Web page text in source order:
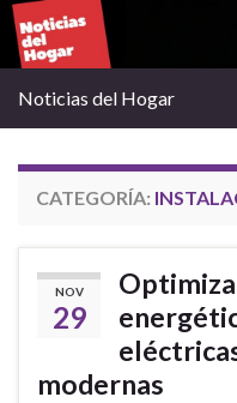
Noticias del Hogar
CATEGORÍA:
NOV
29
modernas